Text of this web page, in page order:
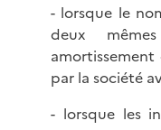
- lorsque le
deux
par la société
- lorsque les